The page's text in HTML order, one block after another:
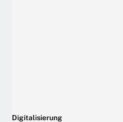
Digitalisierung